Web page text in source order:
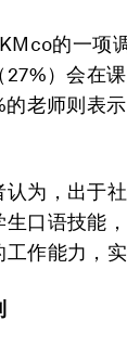
的一项
27%）会在
老师则表
为，出于
生口语技能
作能力，